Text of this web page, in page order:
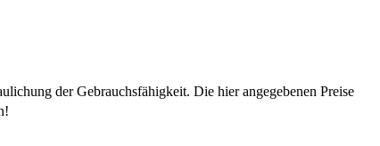
der Gebrauchsfähigkeit. Die hier angegebenen Preise